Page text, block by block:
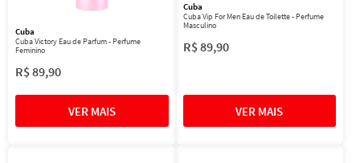
Cuba
Cuba Victory Eau de Parfum - Perfume
Feminino
R$89,90
Cuba
Cuba Vip For Men Eau de Toilette - Perfume
Masculino
R$89,90